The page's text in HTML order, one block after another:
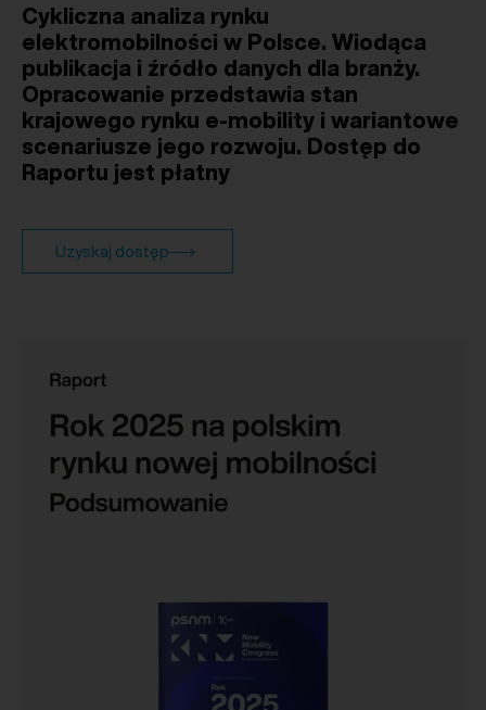
Cykliczna analiza rynku
elektromobilności w Polsce. Wiodąca
publikacja i źródło danych dla branży.
Opracowanie przedstawia stan
krajowego rynku e-mobility i wariantowe
scenariusze jego rozwoju. Dostęp do
Raportu jest płatny
Uzyskaj dostęp